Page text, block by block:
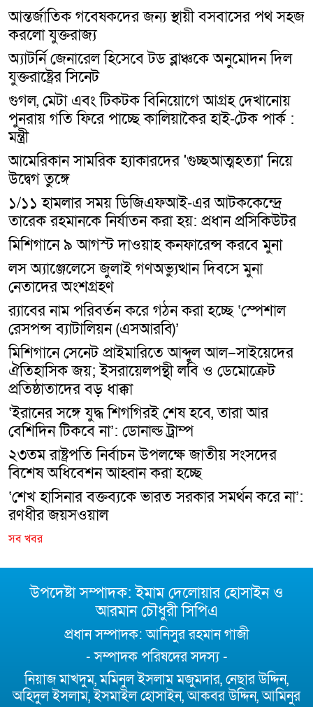
আন্তর্জাতিক গবেষকদের জন্য স্থায়ী বসবাসের পথ সহজ
করলো যুক্তরাজ্য
অ্যাটর্নি জেনারেল হিসেবে টড ব্লাঞ্চকে অনুমোদন দিল
যুক্তরাষ্ট্রের সিনেট
গুগল, মেটা এবং টিকটক বিনিয়োগে আগ্রহ দেখানোয়
পুনরায় গতি ফিরে পাচ্ছে কালিয়াকৈর হাই-টেক পার্ক :
মন্ত্রী
আমেরিকান সামরিক হ্যাকারদের 'গুচ্ছআত্মহত্যা' নিয়ে
উদ্বেগ তুঙ্গে
১/১১ হামলার সময় ডিজিএফআই-এর আটককেন্দ্রে
তারেক রহমানকে নির্যাতন করা হয়: প্রধান প্রসিকিউটর
মিশিগানে ৯ আগস্ট দাওয়াহ কনফারেন্স করবে মুনা
লস অ্যাঞ্জেলেসে জুলাই গণঅভ্যুত্থান দিবসে মুনা
নেতাদের অংশগ্রহণ
র‍্যাবের নাম পরিবর্তন করে গঠন করা হচ্ছে ‘স্পেশাল
রেসপন্স ব্যাটালিয়ন (এসআরবি)’
মিশিগানে সেনেট প্রাইমারিতে আব্দুল আল–সাইয়েদের
ঐতিহাসিক জয়; ইসরায়েলপন্থী লবি ও ডেমোক্রেট
প্রতিষ্ঠাতাদের বড় ধাক্কা
‘ইরানের সঙ্গে যুদ্ধ শিগগিরই শেষ হবে, তারা আর
বেশিদিন টিকবে না’: ডোনাল্ড ট্রাম্প
২৩তম রাষ্ট্রপতি নির্বাচন উপলক্ষে জাতীয় সংসদের
বিশেষ অধিবেশন আহ্বান করা হচ্ছে
‘শেখ হাসিনার বক্তব্যকে ভারত সরকার সমর্থন করে না’:
রণধীর জয়সওয়াল
সব খবর
উপদেষ্টা সম্পাদক: ইমাম দেলোয়ার হোসাইন ও
আরমান চৌধুরী সিপিএ
প্রধান সম্পাদক: আনিসুর রহমান গাজী
- সম্পাদক পরিষদের সদস্য -
নিয়াজ মাখদুম, মমিনুল ইসলাম মজুমদার, নেছার উদ্দিন,
অহিদুল ইসলাম, ইসমাইল হোসাইন, আকবর উদ্দিন, আমিনুর